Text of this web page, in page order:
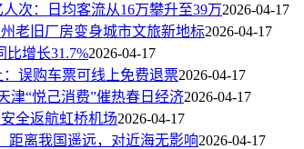
次：日均客流从16万攀升至39万2026-04-17
老旧厂房变身城市文旅新地标2026-04-17
比增长31.7%2026-04-17
误购车票可线上免费退票2026-04-17
津“悦己消费”催热春日经济2026-04-17
全返航虹桥机场2026-04-17
距离我国遥远，对近海无影响2026-04-17